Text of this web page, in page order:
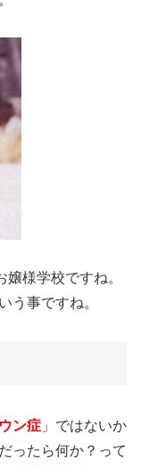
様学校ですね。
う事ですね。
ン症 」ではないか
ったら何か？って